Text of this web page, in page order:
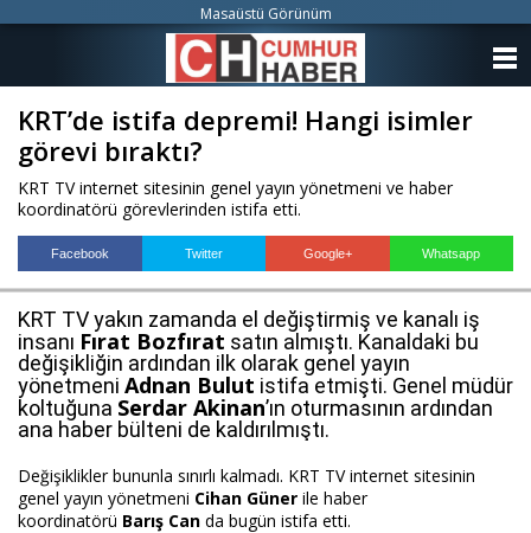
KRT’de istifa depremi! Hangi isimler
görevi bıraktı?
KRT TV internet sitesinin genel yayın yönetmeni ve haber
koordinatörü görevlerinden istifa etti.
Facebook Twitter Google+ Whatsapp
KRT TV yakın zamanda el değiştirmiş ve kanalı iş
insanı Fırat Bozfırat satın almıştı. Kanaldaki bu
değişikliğin ardından ilk olarak genel yayın
yönetmeni Adnan Bulut istifa etmişti. Genel müdür
koltuğuna Serdar Akinan’ın oturmasının ardından
ana haber bülteni de kaldırılmıştı.
Değişiklikler bununla sınırlı kalmadı. KRT TV internet sitesinin
genel yayın yönetmeni Cihan Güner ile haber
koordinatörü Barış Can da bugün istifa etti.
Masaüstü Görünüm
KATEGORİLER
VİDEO GALERİ
KÜNYE